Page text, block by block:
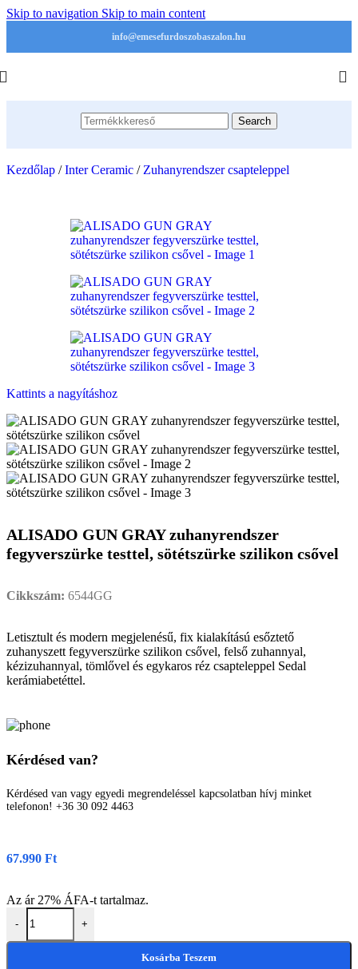
Skip to navigation Skip to main content
info@emesefurdoszobaszalon.hu
Search
Kezdőlap / Inter Ceramic / Zuhanyrendszer csapteleppel
Kattints a nagyításhoz
ALISADO GUN GRAY zuhanyrendszer
fegyverszürke testtel, sötétszürke szilikon csővel
Cikkszám: 6544GG
Letisztult és modern megjelenésű, fix kialakítású esőztető
zuhanyszett fegyverszürke szilikon csővel, felső zuhannyal,
kézizuhannyal, tömlővel és egykaros réz csapteleppel Sedal
kerámiabetéttel.
Kérdésed van?
Kérdésed van vagy egyedi megrendeléssel kapcsolatban hívj minket
telefonon! +36 30 092 4463
67.990 Ft
Az ár 27% ÁFA-t tartalmaz.
- +
Kosárba Teszem